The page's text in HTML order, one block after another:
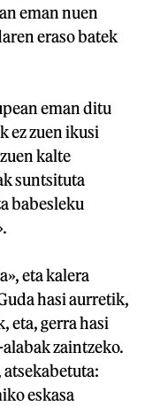
eman nuen
eraso batek
eman ditu
ez zuen ikusi
kalte
suntsituta
babesleku
eta kalera
hasi aurretik,
eta, gerra hasi
zaintzeko.
atsekabetuta:
eskasa